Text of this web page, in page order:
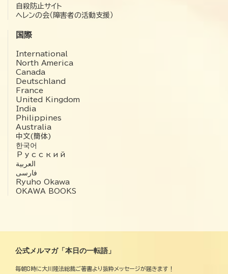
自殺防止サイト
ヘレンの会（障害者の活動支援）
国際
International
North America
Canada
Deutschland
France
United Kingdom
India
Philippines
Australia
中文(簡体)
한국어
Русский
العربية‏
فارسی
Ryuho Okawa
OKAWA BOOKS
公式メルマガ「本日の一転語」
毎朝8時に大川隆法総裁ご著書より抜粋メッセージが届きます！